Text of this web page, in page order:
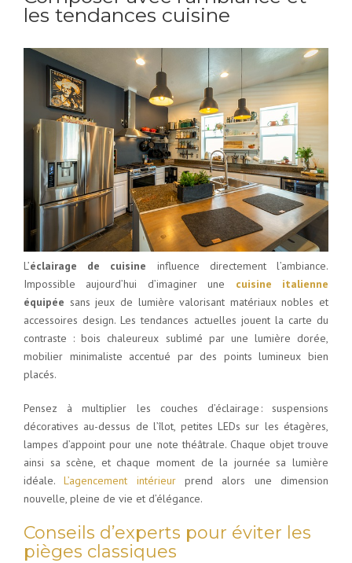
les tendances cuisine
L’éclairage de cuisine influence directement l’ambiance.
Impossible aujourd’hui d’imaginer une cuisine italienne
équipée sans jeux de lumière valorisant matériaux nobles et
accessoires design. Les tendances actuelles jouent la carte du
contraste : bois chaleureux sublimé par une lumière dorée,
mobilier minimaliste accentué par des points lumineux bien
placés.
Pensez à multiplier les couches d’éclairage : suspensions
décoratives au-dessus de l’îlot, petites LEDs sur les étagères,
lampes d’appoint pour une note théâtrale. Chaque objet trouve
ainsi sa scène, et chaque moment de la journée sa lumière
idéale.L’agencement intérieurprend alors une dimension
nouvelle, pleine de vie et d’élégance.
Conseils d’experts pour éviter les
pièges classiques